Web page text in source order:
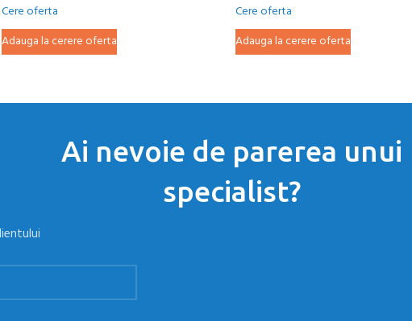
Cere oferta
Adauga la cerere oferta
Cere oferta
Adauga la cerere oferta
Ai nevoie de parerea unui
specialist?